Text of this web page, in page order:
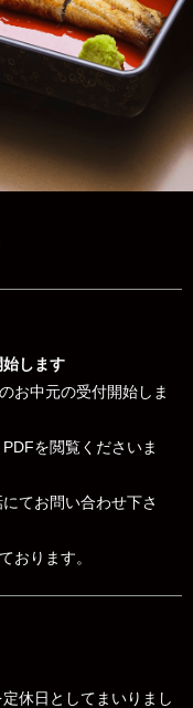
します
お中元の受付開始しま
を閲覧くださいま
てお問い合わせ下さ
おります。
休日としてまいりまし